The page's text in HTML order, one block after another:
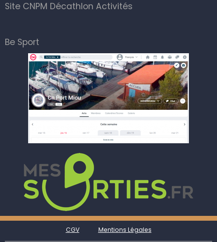
Site CNPM Décathlon Activités
Be Sport
CGV Mentions Légales